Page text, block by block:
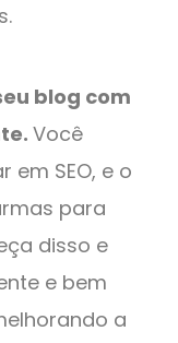
blog com
Você
em SEO, e o
para
disso e
e bem
a